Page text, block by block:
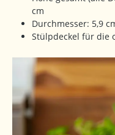
cm
Durchmesser: 5,9
Stülpdeckel für die